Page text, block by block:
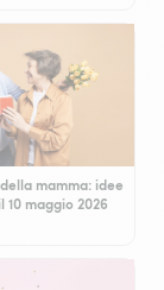
mamma: idee
maggio 2026